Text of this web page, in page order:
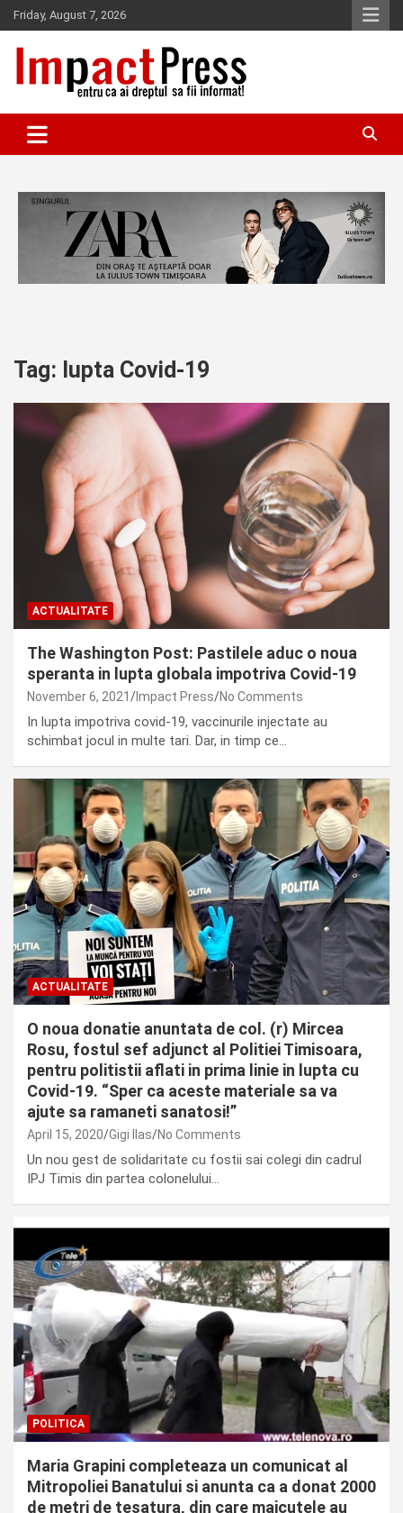
Skip
to
content
Friday, August 7, 2026
IMPACTPRESS
Tag: lupta Covid-19
ACTUALITATE
The Washington Post: Pastilele aduc o noua
speranta in lupta globala impotriva Covid-19
November 6, 2021 Impact Press No Comments
In lupta impotriva covid-19, vaccinurile injectate au
schimbat jocul in multe tari.‎‎ Dar, in timp ce…
ACTUALITATE
O noua donatie anuntata de col. (r) Mircea
Rosu, fostul sef adjunct al Politiei Timisoara,
pentru politistii aflati in prima linie in lupta cu
Covid-19. “Sper ca aceste materiale sa va
ajute sa ramaneti sanatosi!”
April 15, 2020 Gigi Ilas No Comments
Un nou gest de solidaritate cu fostii sai colegi din cadrul
IPJ Timis din partea colonelului…
POLITICA
Maria Grapini completeaza un comunicat al
Mitropoliei Banatului si anunta ca a donat 2000
de metri de tesatura, din care maicutele au